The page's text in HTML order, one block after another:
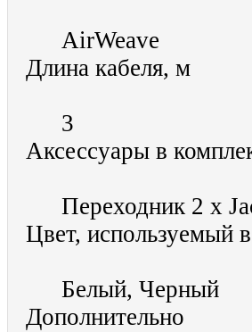
AirWeave
Длина кабеля, м
3
Аксессуары в
Переходник 2 х
Цвет, используемый
Белый, Черный
Дополнительно